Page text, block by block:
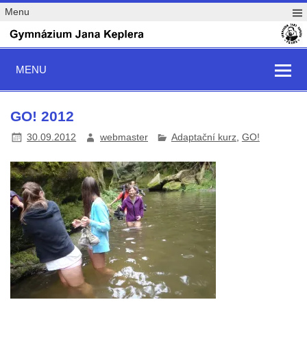
Menu
MENU
GO! 2012
30.09.2012 webmaster Adaptační kurz, GO!